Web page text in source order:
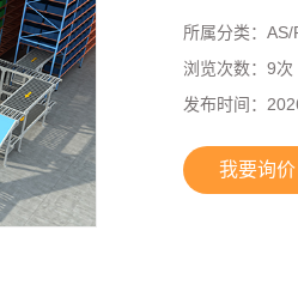
所属分类：AS/
浏览次数：9次
发布时间：
我要询价